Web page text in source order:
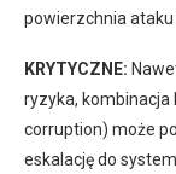
powierzchnia ataku
KRYTYCZNE:
ryzyka, kombinacja
corruption) może
eskalację do